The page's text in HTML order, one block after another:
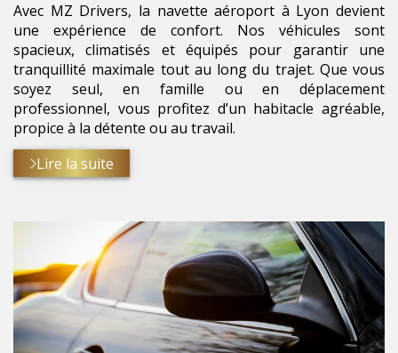
Avec MZ Drivers, la navette aéroport à Lyon devient
une expérience de confort. Nos véhicules sont
spacieux, climatisés et équipés pour garantir une
tranquillité maximale tout au long du trajet. Que vous
soyez seul, en famille ou en déplacement
professionnel, vous profitez d’un habitacle agréable,
propice à la détente ou au travail.
Lire la suite